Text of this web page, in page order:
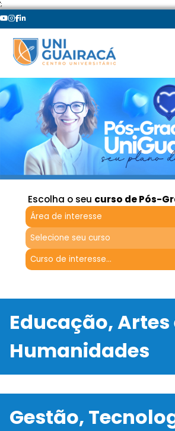
';
Escolha o seu curso de Pós-
Área de interesse
Selecione seu curso
Educação, Artes
Humanidades
Gestão,